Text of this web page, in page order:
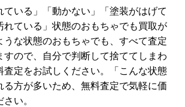
ている」「動かない」「塗装がはげて
れている」状態のおもちゃでも買取が
うな状態のおもちゃでも、すべて査定
すので、自分で判断して捨ててしまわ
査定をお試しください。「こんな状態
る方が多いため、無料査定で気軽に価
い。